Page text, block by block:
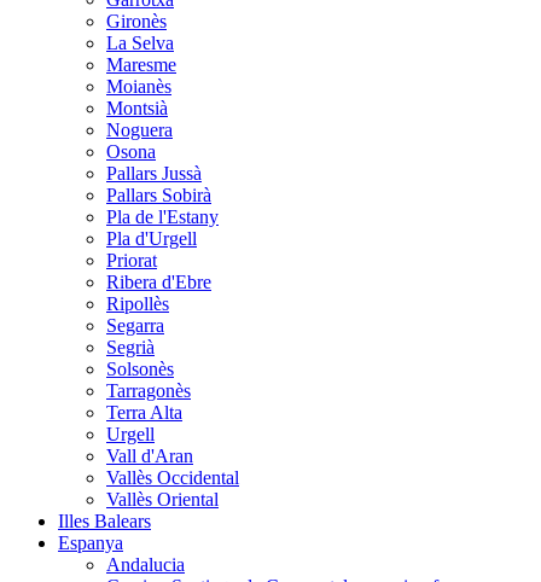
Gironès
La Selva
Maresme
Moianès
Montsià
Noguera
Osona
Pallars Jussà
Pallars Sobirà
Pla de l'Estany
Pla d'Urgell
Priorat
Ribera d'Ebre
Ripollès
Segarra
Segrià
Solsonès
Tarragonès
Terra Alta
Urgell
Vall d'Aran
Vallès Occidental
Vallès Oriental
Illes Balears
Espanya
Andalucia